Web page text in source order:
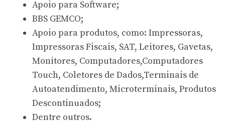
Apoio para Software;
BBS GEMCO;
Apoio para produtos, como: Impressoras,
Impressoras Fiscais, SAT, Leitores, Gavetas,
Monitores, Computadores,Computadores
Touch, Coletores de Dados,Terminais de
Autoatendimento, Microterminais, Produtos
Descontinuados;
Dentre outros.